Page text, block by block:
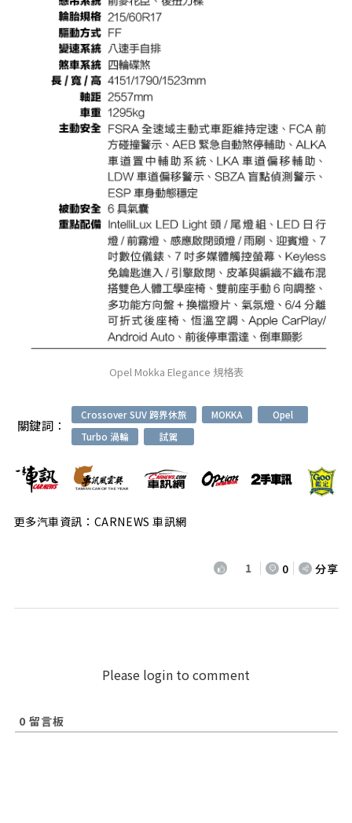
Opel Mokka Elegance 規格表
關鍵詞：
Crossover SUV 跨界休旅 MOKKA
Opel
Turbo 渦輪
試駕
更多汽車資訊：CARNEWS 車訊網
1 0 分享
Please login to comment
0 留言板